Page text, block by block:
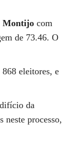
Montijo com
de 73.46. O
eleitores, e
da
neste processo,